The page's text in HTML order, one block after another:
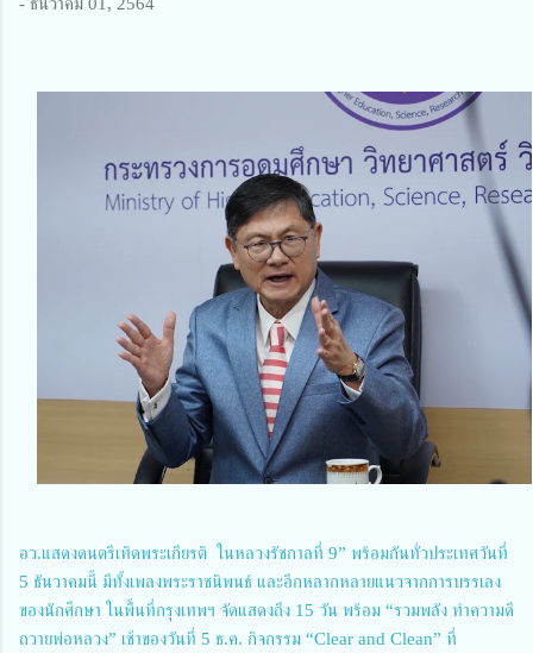
- ธันวาคม 01, 2564
อว.แสดงดนตรีเทิดพระเกียรติ ในหลวงรัชกาลที่ 9” พร้อมกันทั่วประเทศวันที่
5 ธันวาคมนี้ มีทั้งเพลงพระราชนิพนธ์ และอีกหลากหลายแนวจากการบรรเลง
ของนักศึกษา ในพื้นที่กรุงเทพฯ จัดแสดงถึง 15 วัน พร้อม “รวมพลัง ทำความดี
ถวายพ่อหลวง” เช้าของวันที่ 5 ธ.ค. กิจกรรม “Clear and Clean” ที่